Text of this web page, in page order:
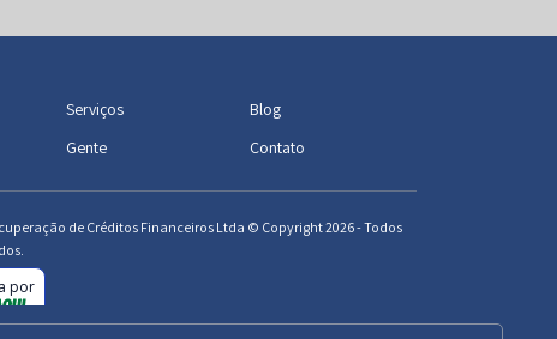
Serviços
Gente
Blog
Contato
de Créditos Financeiros Ltda © Copyright 2026 - Todos
por